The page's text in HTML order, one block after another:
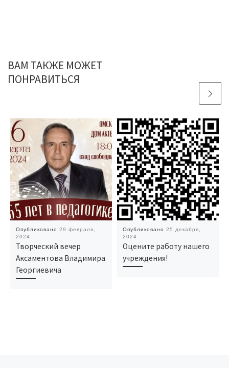
ВАМ ТАКЖЕ МОЖЕТ
ПОНРАВИТЬСЯ
Опубликовано29 февраля,
2024
Творческий вечер
Аксаментова Владимира
Георгиевича
Опубликовано25 декабря,
2024
Оцените работу нашего
учреждения!